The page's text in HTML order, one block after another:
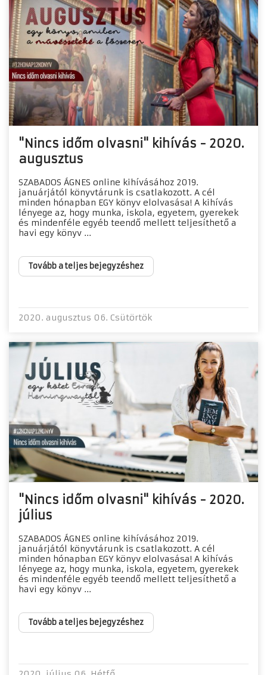
"Nincs időm olvasni" kihívás - 2020.
augusztus
SZABADOS ÁGNES online kihívásához 2019.
januárjától könyvtárunk is csatlakozott. A cél
minden hónapban EGY könyv elolvasása! A kihívás
lényege az, hogy munka, iskola, egyetem, gyerekek
és mindenféle egyéb teendő mellett teljesíthető a
havi egy könyv ...
Tovább a teljes bejegyzéshez
2020. augusztus 06. Csütörtök
"Nincs időm olvasni" kihívás - 2020.
július
SZABADOS ÁGNES online kihívásához 2019.
januárjától könyvtárunk is csatlakozott. A cél
minden hónapban EGY könyv elolvasása! A kihívás
lényege az, hogy munka, iskola, egyetem, gyerekek
és mindenféle egyéb teendő mellett teljesíthető a
havi egy könyv ...
Tovább a teljes bejegyzéshez